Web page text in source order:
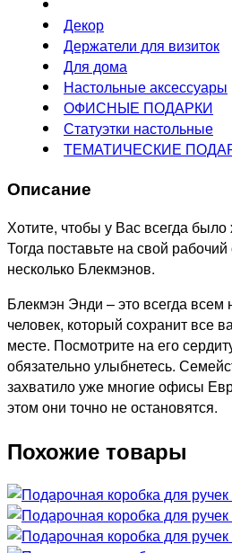
Декор
Держатели для визиток
Для дома
Настольные аксессуары
ОФИСНЫЕ ПОДАРКИ
Статуэтки настольные
ТЕМАТИЧЕСКИЕ
Описание
Хотите, чтобы у Вас всегда
Тогда поставьте на свой
несколько Блекмэнов.
Блекмэн Энди – это всегда
человек, который сохранит все
месте. Посмотрите на его
обязательно улыбнетесь.
захватило уже многие офисы
этом они точно не остановятся.
Похожие товары